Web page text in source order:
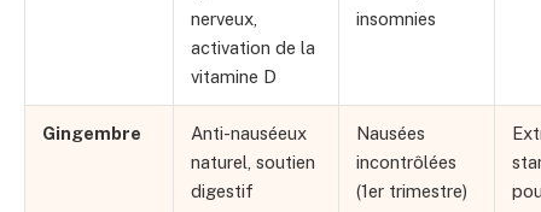
nerveux,
activation de la
vitamine D
insomnies
Gingembre
Anti-nauséeux
naturel, soutien
digestif
Nausées
incontrôlées
(1er trimestre)